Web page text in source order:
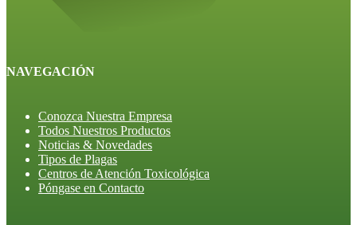
NAVEGACIÓN
Conozca Nuestra Empresa
Todos Nuestros Productos
Noticias & Novedades
Tipos de Plagas
Centros de Atención Toxicológica
Póngase en Contacto